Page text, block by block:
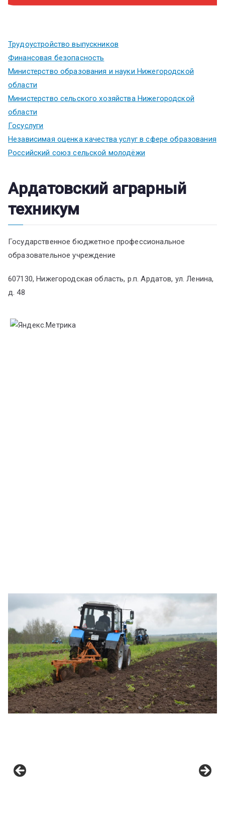
Трудоустройство выпускников
Финансовая безопасность
Министерство образования и науки Нижегородской
области
Министерство сельского хозяйства Нижегородской
области
Госуслуги
Независимая оценка качества услуг в сфере образования
Российский союз сельской молодёжи
Ардатовский аграрный
техникум
Государственное бюджетное профессиональное
образовательное учреждение
607130, Нижегородская область, р.п. Ардатов, ул. Ленина,
д. 48